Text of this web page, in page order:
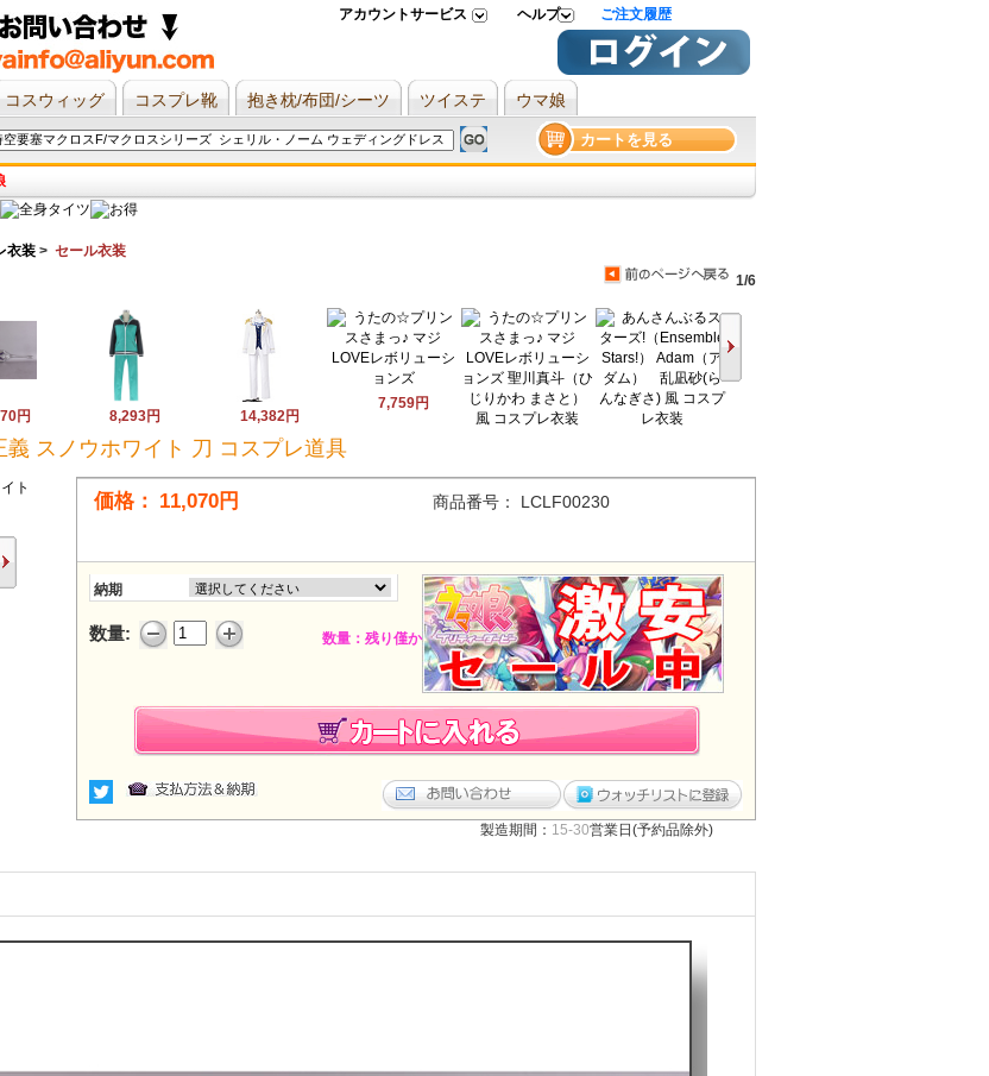
アカウントサービス ヘルプ ご注文履歴
コスウィッグ コスプレ靴 抱き枕/布団/シーツ ツイステ ウマ娘
カートを見る
衣装 > セール衣装
1/6
円
8,293円 14,382円
7,759円
スノウホワイト 刀 コスプレ道具
価格： 11,070円 商品番号： LCLF00230
納期
数量：残り僅か
数量:
製造期間： 15-30営業日(予約品除外)